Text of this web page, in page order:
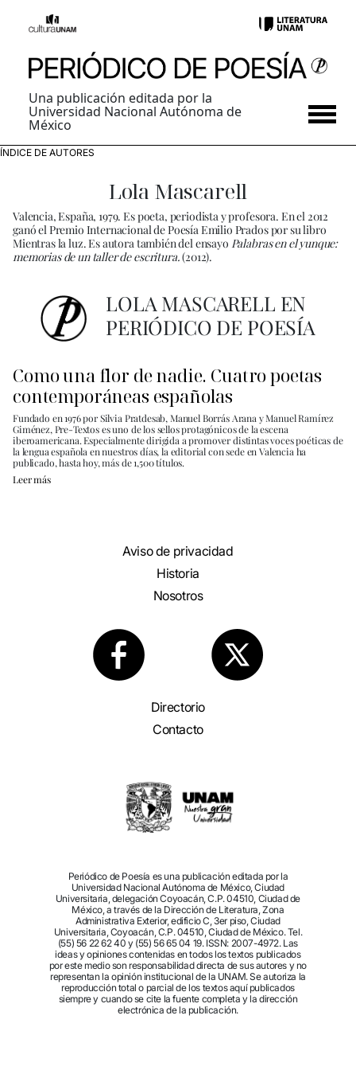
Una publicación editada por la
Universidad Nacional Autónoma de
México
ÍNDICE DE AUTORES
Lola Mascarell
Valencia, España, 1979. Es poeta, periodista y profesora. En el 2012
ganó el Premio Internacional de Poesía Emilio Prados por su libro
Mientras la luz. Es autora también del ensayo Palabras en el yunque:
memorias de un taller de escritura.(2012).
LOLA MASCARELL EN
PERIÓDICO DE POESÍA
Como una flor de nadie. Cuatro poetas
contemporáneas españolas
Fundado en 1976 por Silvia Pratdesab, Manuel Borrás Arana y Manuel Ramírez
Giménez, Pre-Textos es uno de los sellos protagónicos de la escena
iberoamericana. Especialmente dirigida a promover distintas voces poéticas de
la lengua española en nuestros días, la editorial con sede en Valencia ha
publicado, hasta hoy, más de 1,500 títulos.
Leer más
Aviso de privacidad
Historia
Nosotros
Directorio
Contacto
Periódico de Poesía es una publicación editada por la
Universidad Nacional Autónoma de México, Ciudad
Universitaria, delegación Coyoacán, C.P. 04510, Ciudad de
México, a través de la Dirección de Literatura, Zona
Administrativa Exterior, edificio C, 3er piso, Ciudad
Universitaria, Coyoacán, C.P. 04510, Ciudad de México. Tel.
(55) 56 22 62 40 y (55) 56 65 04 19. ISSN: 2007-4972. Las
ideas y opiniones contenidas en todos los textos publicados
por este medio son responsabilidad directa de sus autores y no
representan la opinión institucional de la UNAM. Se autoriza la
reproducción total o parcial de los textos aquí publicados
siempre y cuando se cite la fuente completa y la dirección
electrónica de la publicación.